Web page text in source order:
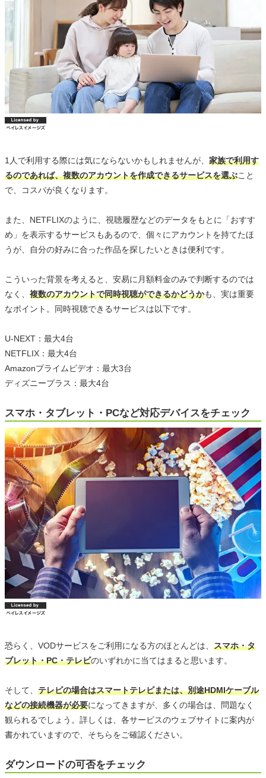
1人で利用する際には気にならないかもしれませんが、 家族で利用す
るのであれば、複数のアカウントを作成できるサービスを選ぶこと
で、コスパが良くなります。
また、NETFLIXのように、視聴履歴などのデータをもとに「おすす
め」を表示するサービスもあるので、個々にアカウントを持てたほ
うが、自分の好みに合った作品を探したいときは便利です。
こういった背景を考えると、安易に月額料金のみで判断するのでは
なく、 複数のアカウントで同時視聴ができるかどうかも、実は重要
なポイント。同時視聴できるサービスは以下です。
U-NEXT：最大4台
NETFLIX：最大4台
Amazonプライムビデオ：最大3台
ディズニープラス：最大4台
スマホ・タブレット・PCなど対応デバイスをチェック
恐らく、VODサービスをご利用になる方のほとんどは、 スマホ・タ
ブレット・PC・テレビのいずれかに当てはまると思います。
そして、 テレビの場合はスマートテレビまたは、別途HDMIケーブル
などの接続機器が必要になってきますが、多くの場合は、問題なく
観られるでしょう。詳しくは、各サービスのウェブサイトに案内が
書かれていますので、そちらをご確認ください。
ダウンロードの可否をチェック